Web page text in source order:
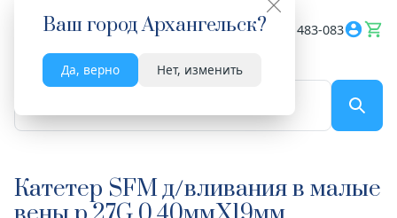
Ваш городАрхангельск?
Да, верно Нет, изменить
Весь сайт 8182 483-083
Катетер SFM д/вливания в малые